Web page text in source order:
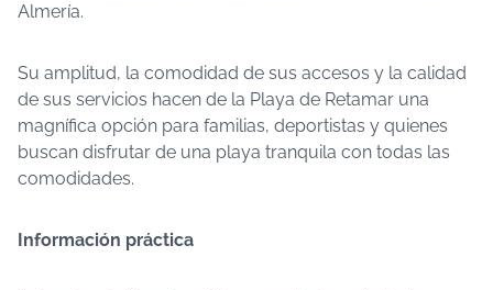
Almería.
Su amplitud, la comodidad de sus accesos y la calidad
de sus servicios hacen de la Playa de Retamar una
magnífica opción para familias, deportistas y quienes
buscan disfrutar de una playa tranquila con todas las
comodidades.
Información práctica